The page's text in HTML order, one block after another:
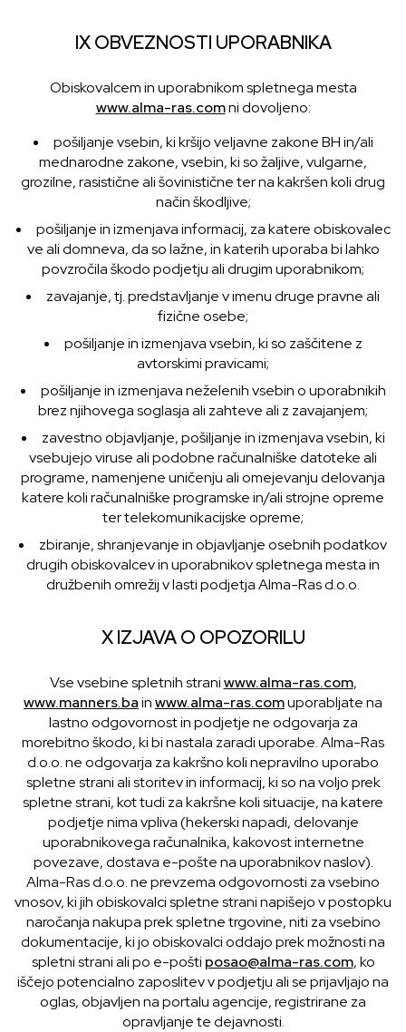
IX OBVEZNOSTI UPORABNIKA
Obiskovalcem in uporabnikom spletnega mesta
www.alma-ras.comni dovoljeno:
pošiljanje vsebin, ki kršijo veljavne zakone BH in/ali
mednarodne zakone, vsebin, ki so žaljive, vulgarne,
grozilne, rasistične ali šovinistične ter na kakršen koli drug
način škodljive;
pošiljanje in izmenjava informacij, za katere obiskovalec
ve ali domneva, da so lažne, in katerih uporaba bi lahko
povzročila škodo podjetju ali drugim uporabnikom;
zavajanje, tj. predstavljanje v imenu druge pravne ali
fizične osebe;
pošiljanje in izmenjava vsebin, ki so zaščitene z
avtorskimi pravicami;
pošiljanje in izmenjava neželenih vsebin o uporabnikih
brez njihovega soglasja ali zahteve ali z zavajanjem;
zavestno objavljanje, pošiljanje in izmenjava vsebin, ki
vsebujejo viruse ali podobne računalniške datoteke ali
programe, namenjene uničenju ali omejevanju delovanja
katere koli računalniške programske in/ali strojne opreme
ter telekomunikacijske opreme;
zbiranje, shranjevanje in objavljanje osebnih podatkov
drugih obiskovalcev in uporabnikov spletnega mesta in
družbenih omrežij v lasti podjetja Alma-Ras d.o.o.
X IZJAVA O OPOZORILU
Vse vsebine spletnih straniwww.alma-ras.com,
www.manners.bainwww.alma-ras.comuporabljate na
lastno odgovornost in podjetje ne odgovarja za
morebitno škodo, ki bi nastala zaradi uporabe. Alma-Ras
d.o.o. ne odgovarja za kakršno koli nepravilno uporabo
spletne strani ali storitev in informacij, ki so na voljo prek
spletne strani, kot tudi za kakršne koli situacije, na katere
podjetje nima vpliva (hekerski napadi, delovanje
uporabnikovega računalnika, kakovost internetne
povezave, dostava e-pošte na uporabnikov naslov).
Alma-Ras d.o.o. ne prevzema odgovornosti za vsebino
vnosov, ki jih obiskovalci spletne strani napišejo v postopku
naročanja nakupa prek spletne trgovine, niti za vsebino
dokumentacije, ki jo obiskovalci oddajo prek možnosti na
spletni strani ali po e-pošti posao@alma-ras.com, ko
iščejo potencialno zaposlitev v podjetju ali se prijavljajo na
oglas, objavljen na portalu agencije, registrirane za
opravljanje te dejavnosti.